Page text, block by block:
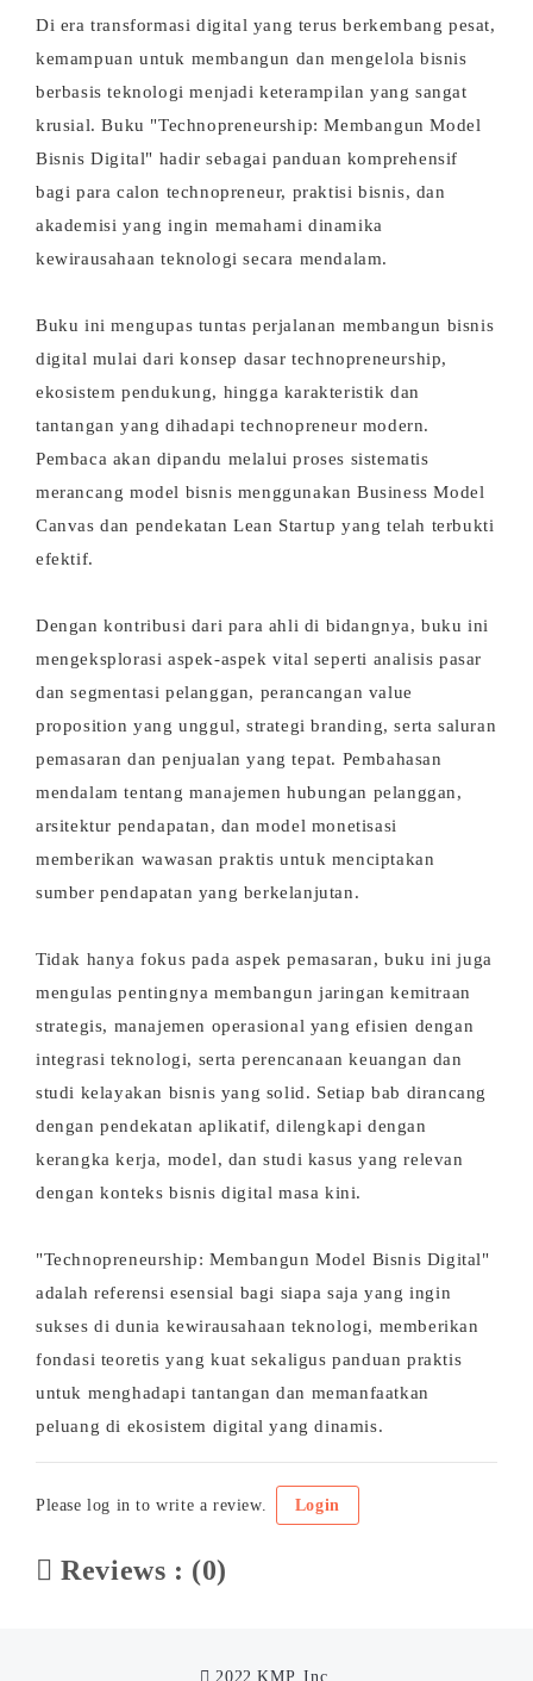
Di era transformasi digital yang terus berkembang pesat,
kemampuan untuk membangun dan mengelola bisnis
berbasis teknologi menjadi keterampilan yang sangat
krusial. Buku "Technopreneurship: Membangun Model
Bisnis Digital" hadir sebagai panduan komprehensif
bagi para calon technopreneur, praktisi bisnis, dan
akademisi yang ingin memahami dinamika
kewirausahaan teknologi secara mendalam.
Buku ini mengupas tuntas perjalanan membangun bisnis
digital mulai dari konsep dasar technopreneurship,
ekosistem pendukung, hingga karakteristik dan
tantangan yang dihadapi technopreneur modern.
Pembaca akan dipandu melalui proses sistematis
merancang model bisnis menggunakan Business Model
Canvas dan pendekatan Lean Startup yang telah terbukti
efektif.
Dengan kontribusi dari para ahli di bidangnya, buku ini
mengeksplorasi aspek-aspek vital seperti analisis pasar
dan segmentasi pelanggan, perancangan value
proposition yang unggul, strategi branding, serta saluran
pemasaran dan penjualan yang tepat. Pembahasan
mendalam tentang manajemen hubungan pelanggan,
arsitektur pendapatan, dan model monetisasi
memberikan wawasan praktis untuk menciptakan
sumber pendapatan yang berkelanjutan.
Tidak hanya fokus pada aspek pemasaran, buku ini juga
mengulas pentingnya membangun jaringan kemitraan
strategis, manajemen operasional yang efisien dengan
integrasi teknologi, serta perencanaan keuangan dan
studi kelayakan bisnis yang solid. Setiap bab dirancang
dengan pendekatan aplikatif, dilengkapi dengan
kerangka kerja, model, dan studi kasus yang relevan
dengan konteks bisnis digital masa kini.
"Technopreneurship: Membangun Model Bisnis Digital"
adalah referensi esensial bagi siapa saja yang ingin
sukses di dunia kewirausahaan teknologi, memberikan
fondasi teoretis yang kuat sekaligus panduan praktis
untuk menghadapi tantangan dan memanfaatkan
peluang di ekosistem digital yang dinamis.
Please log in to write a review. Login
Reviews : (0)
2022 KMP, Inc.